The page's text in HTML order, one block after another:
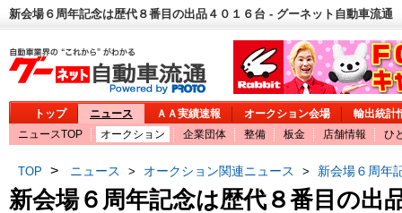
新会場６周年記念は歴代８番目の出品４０１６台 - グーネット自動車流通
トップ ニュース ＡＡ実績速報 オークション会場
輸出統計
ニュースTOP
オークション 企業団体 整備 板金 店舗情報 ひ
TOP > ニュース > オークション関連ニュース > 新会場６周年
新会場６周年記念は歴代８番目の出